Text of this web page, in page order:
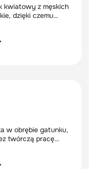
kwiatowy z męskich
dzięki czemu
w obrębie gatunku,
twórczą pracę